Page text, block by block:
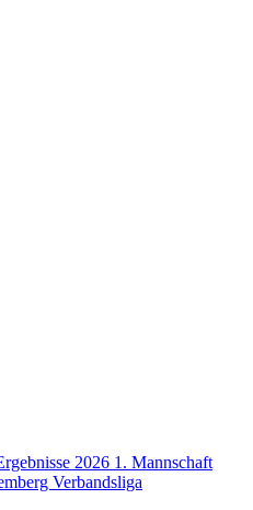
2026 1. Mannschaft
Verbandsliga